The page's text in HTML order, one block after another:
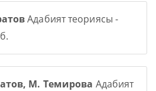
Адабият теориясы -
М. Темирова Адабият